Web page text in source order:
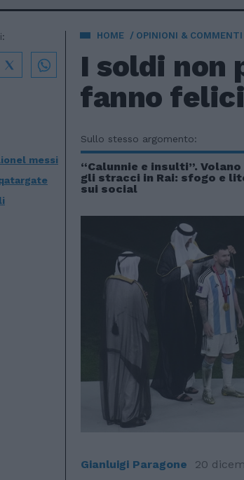
HOME OPINIONI & COMMENTI
I soldi non
fanno felici
messi
Sullo stesso argomento:
“Calunnie e insulti”. Volano
gli stracci in Rai: sfogo e
sui social
Gianluigi Paragone 20